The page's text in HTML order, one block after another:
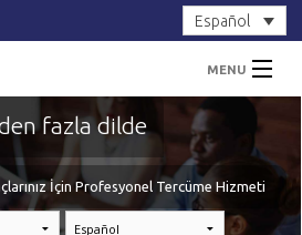
Español
MENU
fazla dilde
İçin Profesyonel Tercüme Hizmeti